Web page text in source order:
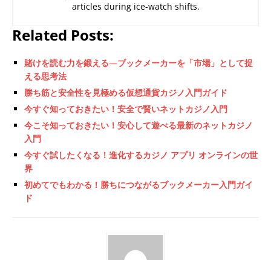
articles during ice-watch shifts.
Related Posts:
賭けを読む力を鍛える—ブックメーカーを「市場」として捉
える思考法
勝ち筋と安全性を見極める仮想通貨カジノ入門ガイド
今すぐ知っておきたい！安全で賢いネットカジノ入門
今こそ知っておきたい！安心して遊べる最新のネットカジノ
入門
今すぐ試したくなる！進化するカジノ アプリ オンラインの世
界
初めてでもわかる！勝ちにつながるブックメーカー入門ガイ
ド